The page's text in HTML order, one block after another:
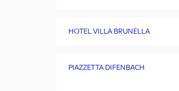
HOTEL VILLA BRUNELLA
PIAZZETTA DIFENBACH